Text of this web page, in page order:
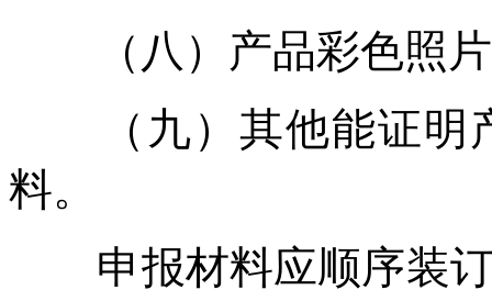
（八）产品彩色照片
（九）其他能证明
料。
申报材料应顺序装订